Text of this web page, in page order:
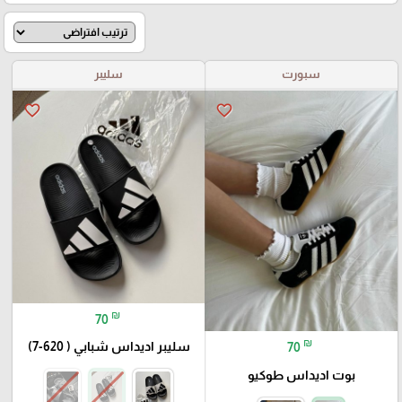
سبورت
favorite_border
70 ₪
بوت اديداس طوكيو
سليبر
favorite_border
70 ₪
سليبر اديداس شبابي ( 620-7)